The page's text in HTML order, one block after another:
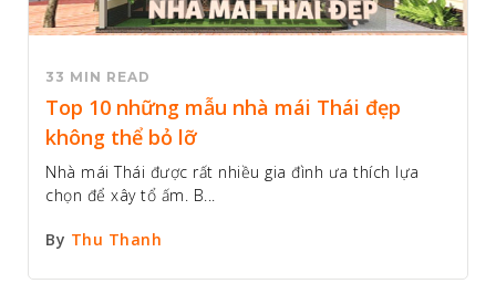
33 MIN READ
Top 10 những mẫu nhà mái Thái đẹp
không thể bỏ lỡ
Nhà mái Thái được rất nhiều gia đình ưa thích lựa
chọn để xây tổ ấm. B...
By Thu Thanh